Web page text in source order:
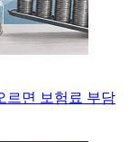
르면 보험료 부담